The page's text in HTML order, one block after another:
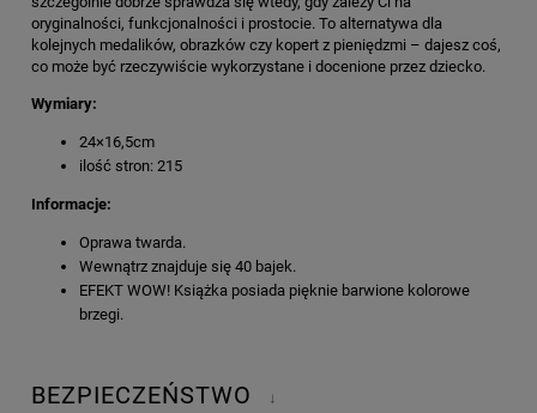
oryginalności, funkcjonalności i prostocie. To alternatywa dla
kolejnych medalików, obrazków czy kopert z pieniędzmi – dajesz coś,
co może być rzeczywiście wykorzystane i docenione przez dziecko.
Wymiary:
24×16,5cm
ilość stron: 215
Informacje:
Oprawa twarda.
Wewnątrz znajduje się 40 bajek.
EFEKT WOW! Książka posiada pięknie barwione kolorowe
brzegi.
BEZPIECZEŃSTWO ↓